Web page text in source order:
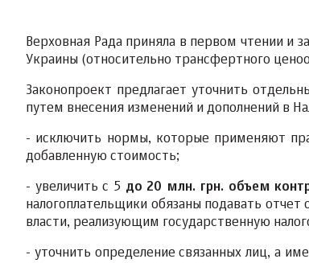
Верховная Рада приняла в первом чтении и
Украины (относительно трансфертного
Законопроект предлагает уточнить
путем внесения изменений и дополнений в
- исключить нормы, которые применяют
добавленную стоимость;
- увеличить с 5 до 20 млн. грн. объем
налогоплательщики обязаны подавать
власти, реализующим государственную
- уточнить определение связанных лиц, а